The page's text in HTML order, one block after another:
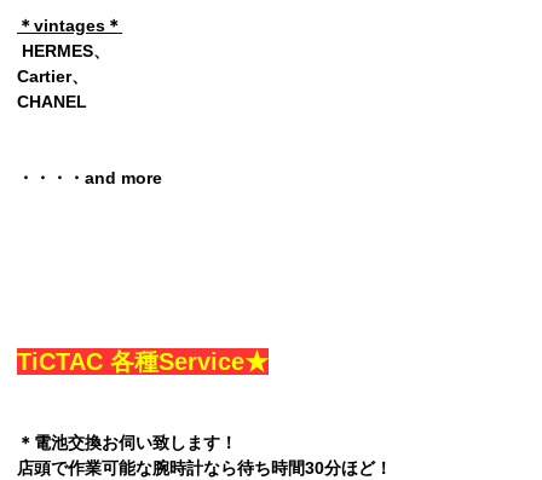
＊vintages＊
HERMES、
Cartier、
CHANEL
・・・・and more
TiCTAC 各種Service★
＊電池交換お伺い致します！
店頭で作業可能な腕時計なら待ち時間30分ほど！